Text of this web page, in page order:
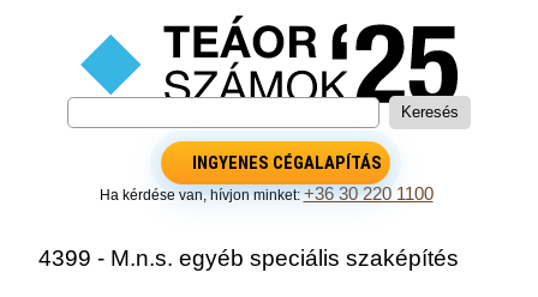
INGYENES CÉGALAPÍTÁS
Ha kérdése van, hívjon minket:+36 30 220 1100
4399 - M.n.s. egyéb speciális szaképítés